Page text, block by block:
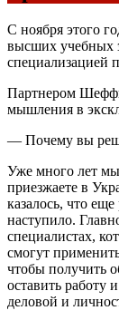
С ноября этого
высших учебных
специализацией
Партнером
мышления в
— Почему вы
Уже много лет
приезжаете в
казалось, что
наступило.
специалистах,
смогут
чтобы получить
оставить работу
деловой и